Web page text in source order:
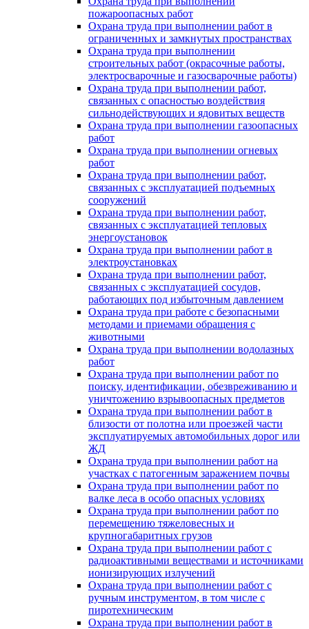
пожароопасных работ
Охрана труда при выполнении работ в
ограниченных и замкнутых пространствах
Охрана труда при выполнении
строительных работ (окрасочные работы,
электросварочные и газосварочные работы)
Охрана труда при выполнении работ,
связанных с опасностью воздействия
сильнодействующих и ядовитых веществ
Охрана труда при выполнении газоопасных
работ
Охрана труда при выполнении огневых
работ
Охрана труда при выполнении работ,
связанных с эксплуатацией подъемных
сооружений
Охрана труда при выполнении работ,
связанных с эксплуатацией тепловых
энергоустановок
Охрана труда при выполнении работ в
электроустановках
Охрана труда при выполнении работ,
связанных с эксплуатацией сосудов,
работающих под избыточным давлением
Охрана труда при работе с безопасными
методами и приемами обращения с
животными
Охрана труда при выполнении водолазных
работ
Охрана труда при выполнении работ по
поиску, идентификации, обезвреживанию и
уничтожению взрывоопасных предметов
Охрана труда при выполнении работ в
близости от полотна или проезжей части
эксплуатируемых автомобильных дорог или
ЖД
Охрана труда при выполнении работ на
участках с патогенным заражением почвы
Охрана труда при выполнении работ по
валке леса в особо опасных условиях
Охрана труда при выполнении работ по
перемещению тяжеловесных и
крупногабаритных грузов
Охрана труда при выполнении работ с
радиоактивными веществами и источниками
ионизирующих излучений
Охрана труда при выполнении работ с
ручным инструментом, в том числе с
пиротехническим
Охрана труда при выполнении работ в